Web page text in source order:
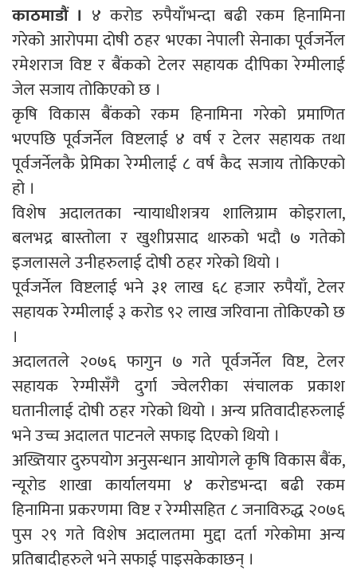
काठमाडौं । ४ करोड रुपैयाँभन्दा बढी रकम हिनामिना
गरेको आरोपमा दोषी ठहर भएका नेपाली सेनाका पूर्वजर्नेल
रमेशराज विष्ट र बैंकको टेलर सहायक दीपिका रेग्मीलाई
जेल सजाय तोकिएको छ ।
कृषि विकास बैंकको रकम हिनामिना गरेको प्रमाणित
भएपछि पूर्वजर्नेल विष्टलाई ४ वर्ष र टेलर सहायक तथा
पूर्वजर्नेलकै प्रेमिका रेग्मीलाई ८ वर्ष कैद सजाय तोकिएको
हो ।
विशेष अदालतका न्यायाधीशत्रय शालिग्राम कोइराला,
बलभद्र बास्तोला र खुशीप्रसाद थारुको भदौ ७ गतेको
इजलासले उनीहरुलाई दोषी ठहर गरेको थियो ।
पूर्वजर्नेल विष्टलाई भने ३१ लाख ६८ हजार रुपैयाँ, टेलर
सहायक रेग्मीलाई ३ करोड ९२ लाख जरिवाना तोकिएकोे छ
।
अदालतले २०७६ फागुन ७ गते पूर्वजर्नेल विष्ट, टेलर
सहायक रेग्मीसँगै दुर्गा ज्वेलरीका संचालक प्रकाश
घतानीलाई दोषी ठहर गरेको थियो । अन्य प्रतिवादीहरुलाई
भने उच्च अदालत पाटनले सफाइ दिएको थियो ।
अख्तियार दुरुपयोग अनुसन्धान आयोगले कृषि विकास बैंक,
न्यूरोड शाखा कार्यालयमा ४ करोडभन्दा बढी रकम
हिनामिना प्रकरणमा विष्ट र रेग्मीसहित ८ जनाविरुद्ध २०७६
पुस २९ गते विशेष अदालतमा मुद्दा दर्ता गरेकोमा अन्य
प्रतिबादीहरुले भने सफाई पाइसकेकाछन् ।